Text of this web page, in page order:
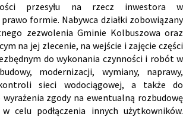
przesyłu na rzecz inwestora w
formie. Nabywca działki zobowiązany
zezwolenia Gminie Kolbuszowa oraz
na jej zlecenie, na wejście i zajęcie części
do wykonania czynności i robót w
modernizacji, wymiany, naprawy,
sieci wodociągowej, a także do
zgody na ewentualną rozbudowę
celu podłączenia innych użytkowników.